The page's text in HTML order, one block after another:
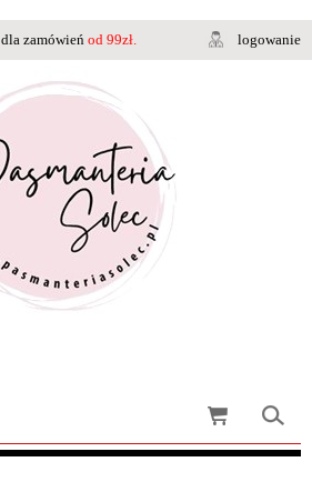
dla zamówień od 99zł. logowanie